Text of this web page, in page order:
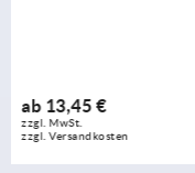
ab1,91 €
zzgl. MwSt.
zzgl. Versandkosten